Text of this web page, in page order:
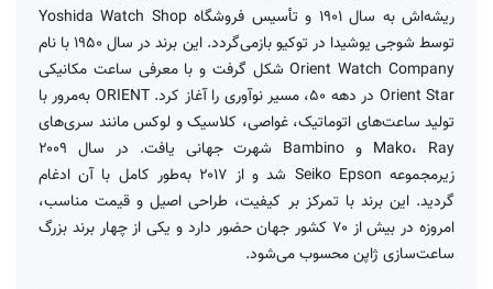
ریشه‌اش به سال ۱۹۰۱ و تأسیس فروشگاه Yoshida Watch Shop
توسط شوجی یوشیدا در توکیو بازمی‌گردد. این برند در سال ۱۹۵۰ با نام
Orient Watch Company شکل گرفت و با معرفی ساعت مکانیکی
Orient Star در دهه ۵۰، مسیر نوآوری را آغاز کرد. ORIENT به‌مرور با
تولید ساعت‌های اتوماتیک، غواصی، کلاسیک و لوکس مانند سری‌های
Mako، Ray و Bambino شهرت جهانی یافت. در سال ۲۰۰۹
زیرمجموعه Seiko Epson شد و از ۲۰۱۷ به‌طور کامل با آن ادغام
گردید. این برند با تمرکز بر کیفیت، طراحی اصیل و قیمت مناسب،
امروزه در بیش از ۷۰ کشور جهان حضور دارد و یکی از چهار برند بزرگ
ساعت‌سازی ژاپن محسوب می‌شود.